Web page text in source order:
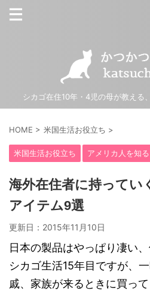
シカゴ在住10年・4児の母が教える
HOME > 米国生活お役立ち >
米国生活お役立ち アメリカ人を知る
海外在住者に持ってい
アイテム9選
更新日： 2015年11月10日
日本の製品はやっぱり凄い
シカゴ生活15年目ですが、
戚、家族が来るときに買っ